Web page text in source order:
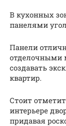
В кухонных
панелями
Панели
отделочными
создавать
квартир.
Стоит
интерьере
придавая